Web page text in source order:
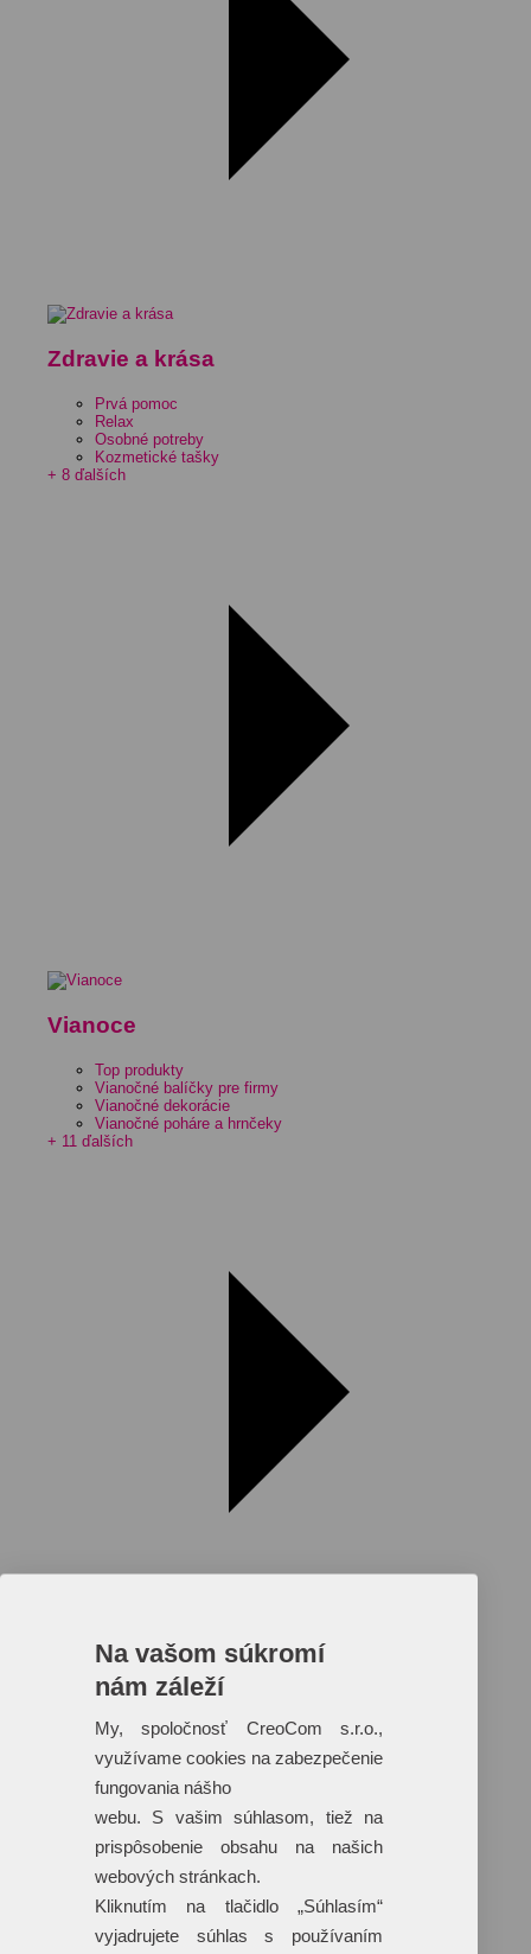
Zdravie a krása
Prvá pomoc
Relax
Osobné potreby
Kozmetické tašky
+ 8 ďalších
Vianoce
Top produkty
Vianočné balíčky pre firmy
Vianočné dekorácie
Vianočné poháre a hrnčeky
+ 11 ďalších
Reklamné predmety s plnofarebnou
potlačou
Dáždniky
Tašky
Hračky
Klobúky
Na vašom súkromí
nám záleží
My, spoločnosť CreoCom s.r.o.,
využívame cookies na zabezpečenie
fungovania nášho
webu. S vašim súhlasom, tiež na
prispôsobenie obsahu na našich
webových stránkach.
Kliknutím na tlačidlo „Súhlasím“
vyjadrujete súhlas s používaním